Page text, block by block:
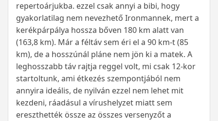
repertoárjukba. ezzel csak annyi a bibi, hogy
gyakorlatilag nem nevezhető Ironmannek, mert a
kerékpárpálya hossza bőven 180 km alatt van
(163,8 km). Már a féltáv sem éri el a 90 km-t (85
km), de a hosszúnál pláne nem jön ki a matek. A
leghosszabb táv rajtja reggel volt, mi csak 12-kor
startoltunk, ami étkezés szempontjából nem
annyira ideális, de nyilván ezzel nem lehet mit
kezdeni, ráadásul a vírushelyzet miatt sem
ereszthették össze az összes versenyzőt a